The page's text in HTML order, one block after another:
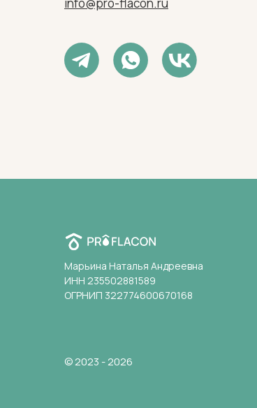
© 2023 - 2026
Марьина Наталья Андреевна
ИНН 235502881589
ОГРНИП 322774600670168